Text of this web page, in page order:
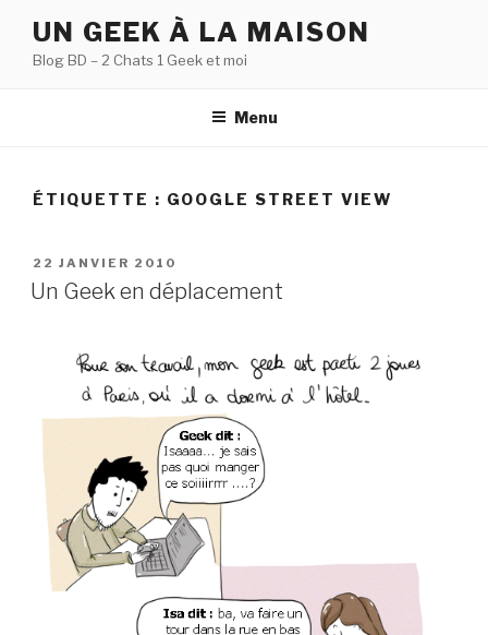
contenu
UN GEEK À LA MAISON
Blog BD – 2 Chats 1 Geek et moi
Menu
ÉTIQUETTE : GOOGLE STREET VIEW
PUBLIÉ
LE
22 JANVIER 2010
Un Geek en déplacement